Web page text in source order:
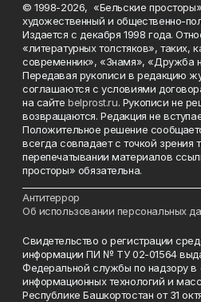
© 1998-2026, «Бельские
художественный и общественно-
Издается с декабря 1998 года.
«литературных толстяков»,
современник», «Знамя», «Дружба
Передавая рукописи в редакцию
соглашаются с условиями
на сайтеbelprost.ru. Рукописи не
возвращаются. Редакция не
Положительное решение
всегда совпадает с точкой зрения
перепечатывании материалов
просторы» обязательна.
Антитеррор
Об использовании персональных
Свидетельство о регистрации
информации ПИ № ТУ 02-01564
Федеральной службы по надзору в
информационных технологий и
Республике Башкортостан от 31